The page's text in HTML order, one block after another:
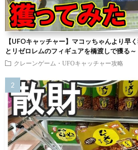
【UFOキャッチャー】マコッちゃんより早
とリゼロレムのフィギュアを橋渡しで獲る～
クレーンゲーム・UFOキャッチャー攻略